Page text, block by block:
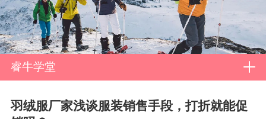
睿牛学堂
羽绒服厂家浅谈服装销售手段，打折就能促